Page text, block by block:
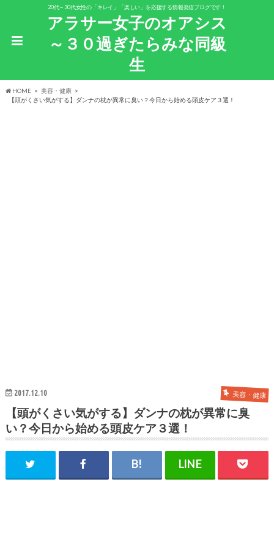
20代～30代女性の「キレイ」「楽しい」を応援する情報発信ブログです！
アラサー女子のオアシス
～３０過ぎたらみな同級
生
HOME
美容・健康
【頭がくさい気がする】ダンナの枕が異常に臭い？今日から始める頭皮ケア３選！
2017.12.10 美容・健康
【頭がくさい気がする】ダンナの枕が異常に臭
い？今日から始める頭皮ケア３選！